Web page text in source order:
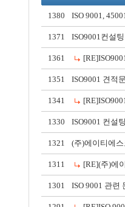
1380 ISO 9001,
1371 ISO9001컨설
1361
1351 ISO9001 견적
1341
1330 ISO9001 컨설
1321 (주)에이티에
1311 [RE](주)에
1301 ISO 9001 관련